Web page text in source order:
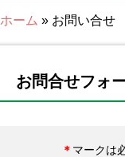
ホーム » お問い合せ
お問合せフォ
＊ マーク